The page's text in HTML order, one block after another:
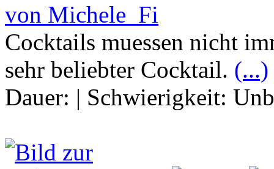
von Michele_Fi
Cocktails muessen nicht
sehr beliebter Cocktail. (...)
Dauer: | Schwierigkeit: